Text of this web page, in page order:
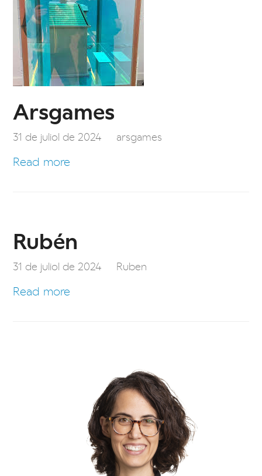
Arsgames
31 de juliol de 2024 arsgames
Read more
Rubén
31 de juliol de 2024 Ruben
Read more